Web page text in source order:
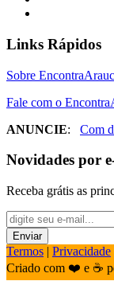
Links Rápidos
Sobre
Fale com o
ANUNCIE: Com
Novidades por
Receba grátis as
Termos | Privacidade
Criado com ❤️ e ☕